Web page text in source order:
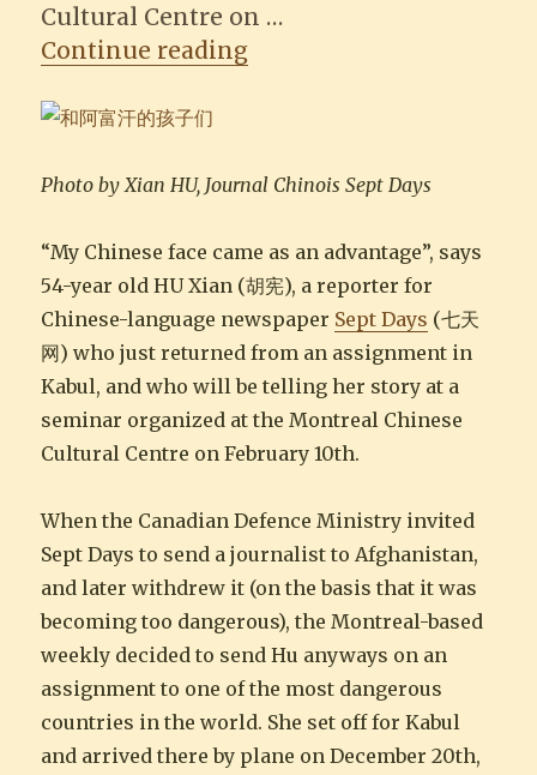
Cultural Centre on …
Continue reading“Montreal journalist
Photo by Xian HU, Journal Chinois Sept Days
“My Chinese face came as an advantage”, says
54-year old HU Xian (胡宪), a reporter for
Chinese-language newspaper Sept Days (七天
网) who just returned from an assignment in
Kabul, and who will be telling her story at a
seminar organized at the Montreal Chinese
Cultural Centre on February 10th.
When the Canadian Defence Ministry invited
Sept Days to send a journalist to Afghanistan,
and later withdrew it (on the basis that it was
becoming too dangerous), the Montreal-based
weekly decided to send Hu anyways on an
assignment to one of the most dangerous
countries in the world. She set off for Kabul
and arrived there by plane on December 20th,